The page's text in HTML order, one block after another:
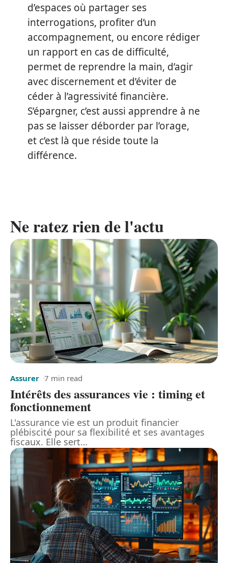
d’espaces où partager ses
interrogations, profiter d’un
accompagnement, ou encore rédiger
un rapport en cas de difficulté,
permet de reprendre la main, d’agir
avec discernement et d’éviter de
céder à l’agressivité financière.
S’épargner, c’est aussi apprendre à ne
pas se laisser déborder par l’orage,
et c’est là que réside toute la
différence.
Ne ratez rien de l'actu
Assurer 7 min read
Intérêts des assurances vie : timing et
fonctionnement
L'assurance vie est un produit financier
plébiscité pour sa flexibilité et ses avantages
fiscaux. Elle sert…